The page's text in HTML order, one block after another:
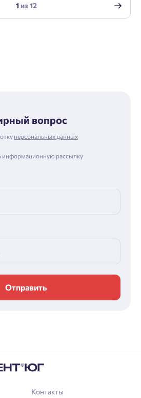
1из12
вопрос
персональных данных
информационную рассылку
Отправить
Контакты